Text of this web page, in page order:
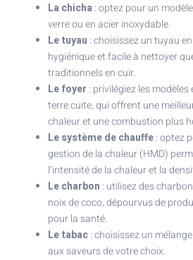
La chicha : optez pour un
verre ou en acier inoxydable.
Le tuyau : choisissez un tuyau
hygiénique et facile à nettoyer
traditionnels en cuir.
Le foyer : privilégiez les
terre cuite, qui offrent une
chaleur et une combustion plus
Le système de chauffe: optez
gestion de la chaleur (HMD)
l’intensité de la chaleur et la
Le charbon : utilisez des
noix de coco, dépourvus de
pour la santé.
Le tabac: choisissez un
aux saveurs de votre choix.